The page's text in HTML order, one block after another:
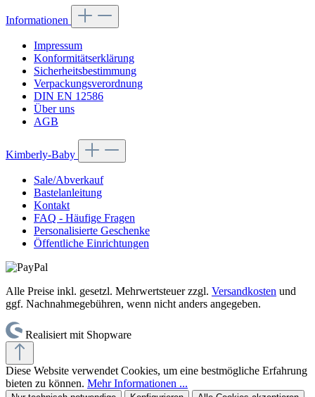
Informationen
Impressum
Konformitätserklärung
Sicherheitsbestimmung
Verpackungsverordnung
DIN EN 12586
Über uns
AGB
Kimberly-Baby
Sale/Abverkauf
Bastelanleitung
Kontakt
FAQ - Häufige Fragen
Personalisierte Geschenke
Öffentliche Einrichtungen
Alle Preise inkl. gesetzl. Mehrwertsteuer zzgl. Versandkosten und
ggf. Nachnahmegebühren, wenn nicht anders angegeben.
Realisiert mit Shopware
Diese Website verwendet Cookies, um eine bestmögliche Erfahrung
bieten zu können. Mehr Informationen ...